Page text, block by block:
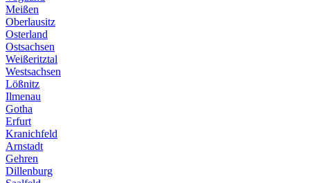
Meißen
Oberlausitz
Osterland
Ostsachsen
Weißeritztal
Westsachsen
Lößnitz
Ilmenau
Gotha
Erfurt
Kranichfeld
Arnstadt
Gehren
Dillenburg